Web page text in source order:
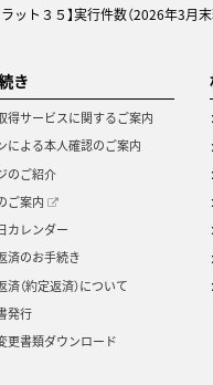
ト３５】実行件数（2026年3月末
き
得サービスに関するご案内
による本人確認のご案内
のご紹介
ご案内
カレンダー
済のお手続き
（約定返済）について
発行
更書類ダウンロード